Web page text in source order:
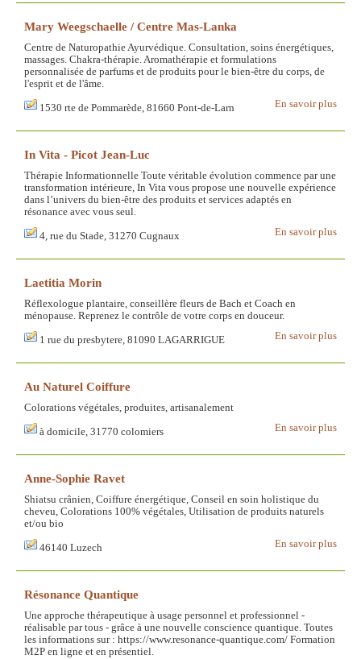
Mary Weegschaelle / Centre Mas-Lanka
Centre de Naturopathie Ayurvédique. Consultation, soins énergétiques,
massages. Chakra-thérapie. Aromathérapie et formulations
personnalisée de parfums et de produits pour le bien-être du corps, de
l'esprit et de l'âme.
En savoir plus
1530 rte de Pommarède, 81660 Pont-de-Larn
In Vita - Picot Jean-Luc
Thérapie Informationnelle Toute véritable évolution commence par une
transformation intérieure, In Vita vous propose une nouvelle expérience
dans l’univers du bien-être des produits et services adaptés en
résonance avec vous seul.
En savoir plus
4, rue du Stade, 31270 Cugnaux
Laetitia Morin
Réflexologue plantaire, conseillère fleurs de Bach et Coach en
ménopause. Reprenez le contrôle de votre corps en douceur.
En savoir plus
1 rue du presbytere, 81090 LAGARRIGUE
Au Naturel Coiffure
Colorations végétales, produites, artisanalement
En savoir plus
à domicile, 31770 colomiers
Anne-Sophie Ravet
Shiatsu crânien, Coiffure énergétique, Conseil en soin holistique du
cheveu, Colorations 100% végétales, Utilisation de produits naturels
et/ou bio
En savoir plus
46140 Luzech
Résonance Quantique
Une approche thérapeutique à usage personnel et professionnel -
réalisable par tous - grâce à une nouvelle conscience quantique. Toutes
les informations sur : https://www.resonance-quantique.com/ Formation
M2P en ligne et en présentiel.